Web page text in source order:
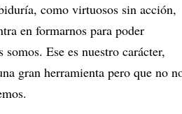
como virtuosos sin acción,
en formarnos para poder
Ese es nuestro carácter,
gran herramienta pero que no